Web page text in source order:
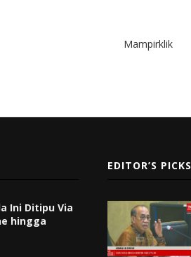
Mampirklik
Ini Ditipu Via
hingga
EDITOR’S PICKS